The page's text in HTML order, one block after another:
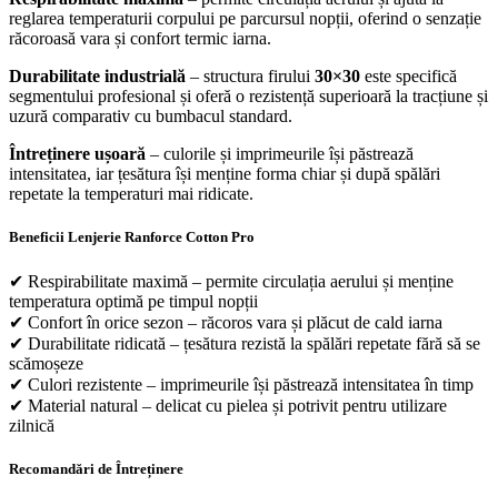
reglarea temperaturii corpului pe parcursul nopții, oferind o senzație
răcoroasă vara și confort termic iarna.
Durabilitate industrială – structura firului 30×30 este specifică
segmentului profesional și oferă o rezistență superioară la tracțiune și
uzură comparativ cu bumbacul standard.
Întreținere ușoară – culorile și imprimeurile își păstrează
intensitatea, iar țesătura își menține forma chiar și după spălări
repetate la temperaturi mai ridicate.
Beneficii Lenjerie Ranforce Cotton Pro
✔ Respirabilitate maximă – permite circulația aerului și menține
temperatura optimă pe timpul nopții
✔ Confort în orice sezon – răcoros vara și plăcut de cald iarna
✔ Durabilitate ridicată – țesătura rezistă la spălări repetate fără să se
scămoșeze
✔ Culori rezistente – imprimeurile își păstrează intensitatea în timp
✔ Material natural – delicat cu pielea și potrivit pentru utilizare
zilnică
Recomandări de Întreținere